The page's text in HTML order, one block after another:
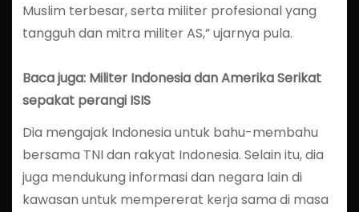
Muslim terbesar, serta militer profesional yang
tangguh dan mitra militer AS,” ujarnya pula.
Baca juga: Militer Indonesia dan Amerika Serikat
sepakat perangi ISIS
Dia mengajak Indonesia untuk bahu-membahu
bersama TNI dan rakyat Indonesia. Selain itu, dia
juga mendukung informasi dan negara lain di
kawasan untuk mempererat kerja sama di masa